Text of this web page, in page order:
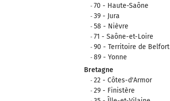
70 - Haute-Saône
39 - Jura
58 - Nièvre
71 - Saône-et-Loire
90 - Territoire de Belfort
89 - Yonne
Bretagne
22 - Côtes-d'Armor
29 - Finistère